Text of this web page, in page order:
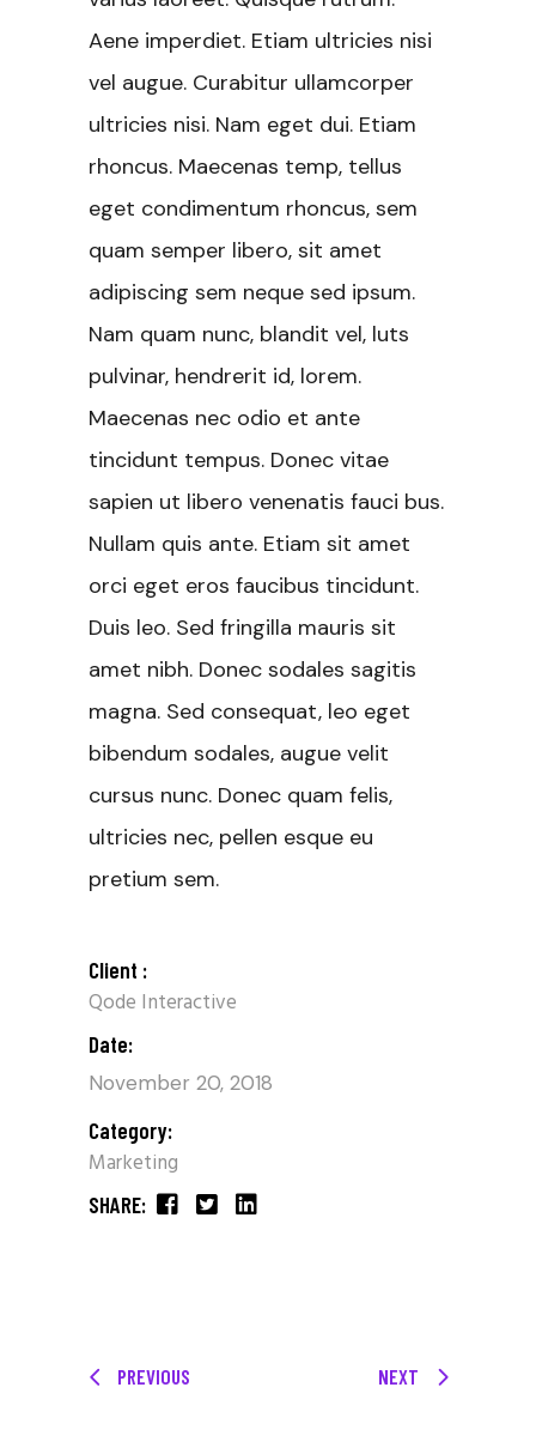
Aene imperdiet. Etiam ultricies nisi
vel augue. Curabitur ullamcorper
ultricies nisi. Nam eget dui. Etiam
rhoncus. Maecenas temp, tellus
eget condimentum rhoncus, sem
quam semper libero, sit amet
adipiscing sem neque sed ipsum.
Nam quam nunc, blandit vel, luts
pulvinar, hendrerit id, lorem.
Maecenas nec odio et ante
tincidunt tempus. Donec vitae
sapien ut libero venenatis fauci bus.
Nullam quis ante. Etiam sit amet
orci eget eros faucibus tincidunt.
Duis leo. Sed fringilla mauris sit
amet nibh. Donec sodales sagitis
magna. Sed consequat, leo eget
bibendum sodales, augue velit
cursus nunc. Donec quam felis,
ultricies nec, pellen esque eu
pretium sem.
Client :
Qode Interactive
Date:
November 20, 2018
Category:
Marketing
SHARE:
PREVIOUS NEXT